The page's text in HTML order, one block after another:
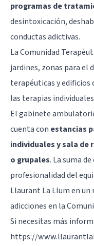
programas de
desintoxicación,
conductas adictivas.
La Comunidad
jardines, zonas para el
terapéuticas y edificios
las terapias
El gabinete
cuenta con estancias
individuales y sala
o grupales. La suma
profesionalidad del
Llaurant La Llum en
adicciones en la
Si necesitas más
https://